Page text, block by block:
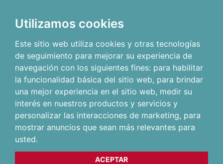
Utilizamos cookies
Este sitio web utiliza cookies y otras tecnologías
de seguimiento para mejorar su experiencia de
navegación con los siguientes fines: para habilitar
la funcionalidad básica del sitio web, para brindar
una mejor experiencia en el sitio web, medir su
interés en nuestros productos y servicios y
personalizar las interacciones de marketing, para
mostrar anuncios que sean más relevantes para
usted.
ACEPTAR